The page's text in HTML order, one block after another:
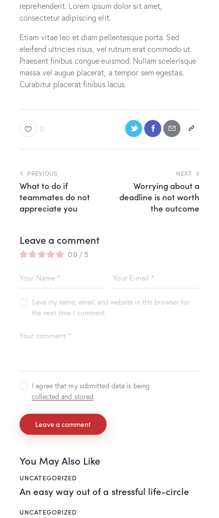
reprehenderit. Lorem ipsum dolor sit amet,
consectetur adipiscing elit.
Etiam vitae leo et diam pellentesque porta. Sed
eleifend ultricies risus, vel rutrum erat commodo ut.
Praesent finibus congue euismod. Nullam scelerisque
massa vel augue placerat, a tempor sem egestas.
Curabitur placerat finibus lacus.
0
PREVIOUS
What to do if
teammates do not
appreciate you
NEXT
Worrying about a
deadline is not worth
the outcome
Leave a comment
0.0 / 5
Save my name, email, and website in this browser for
the next time I comment.
I agree that my submitted data is being
collected and stored.
You May Also Like
UNCATEGORIZED
An easy way out of a stressful life-circle
UNCATEGORIZED